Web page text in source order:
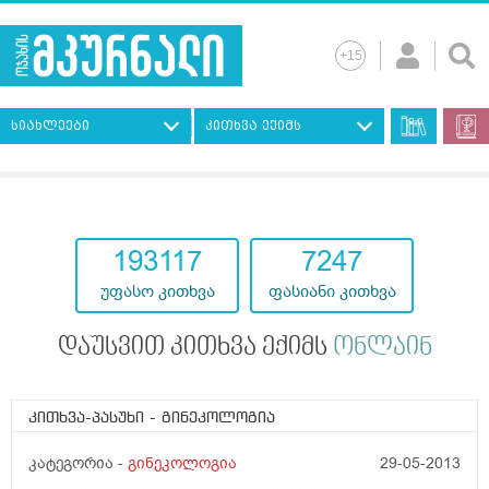
სიახლეები კითხვა ექიმს
193117
უფასო კითხვა
7247
ფასიანი კითხვა
დაუსვით კითხვა ექიმს ონლაინ
კითხვა-პასუხი - გინეკოლოგია
კატეგორია - გინეკოლოგია 29-05-2013